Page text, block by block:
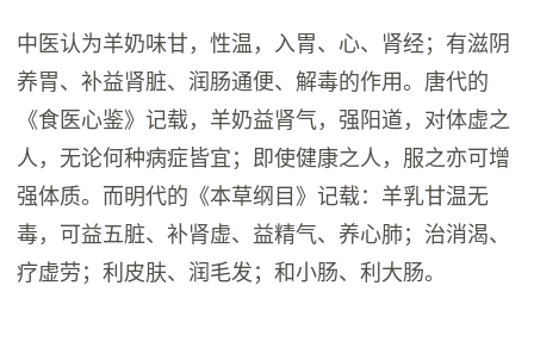
中医认为羊奶味甘，性温，入胃、心、肾经；有滋阴
养胃、补益肾脏、润肠通便、解毒的作用。唐代的
《食医心鉴》记载，羊奶益肾气，强阳道，对体虚之
人，无论何种病症皆宜；即使健康之人，服之亦可增
强体质。而明代的《本草纲目》记载：羊乳甘温无
毒，可益五脏、补肾虚、益精气、养心肺；治消渴、
疗虚劳；利皮肤、润毛发；和小肠、利大肠。